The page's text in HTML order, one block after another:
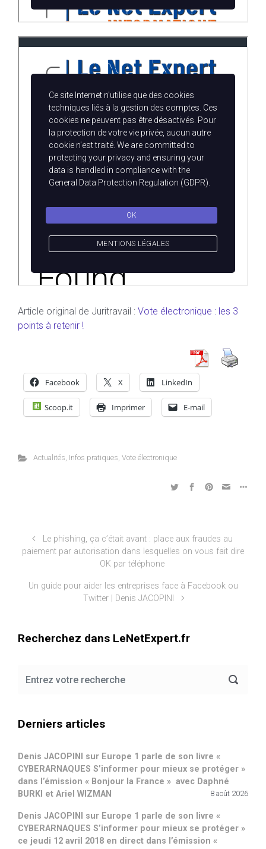
Article original de Juritravail : Vote électronique : les 3
points à retenir !
Facebook X LinkedIn
Scoop.it Imprimer E-mail
Actualités Infos pratiques Vote électronique
Le phishing, ça c’était avant : place aux fraudes au
paiement par autorisation dans lesquelles on vous fait dire
OK par téléphone
Un guide pour aider les entreprises face à Facebook ou
Twitter | Denis JACOPINI
Recherchez dans LeNetExpert.fr
Derniers articles
Denis JACOPINI sur Europe 1 parle de son livre «
CYBERARNAQUES S’informer pour mieux se protéger »
dans l’émission « Bonjour la France » avec Daphné
BURKI et Ariel WIZMAN
8 août 2026
Denis JACOPINI sur Europe 1 parle de son livre «
CYBERARNAQUES S’informer pour mieux se protéger »
ce jeudi 12 avril 2018 en direct dans l’émission «